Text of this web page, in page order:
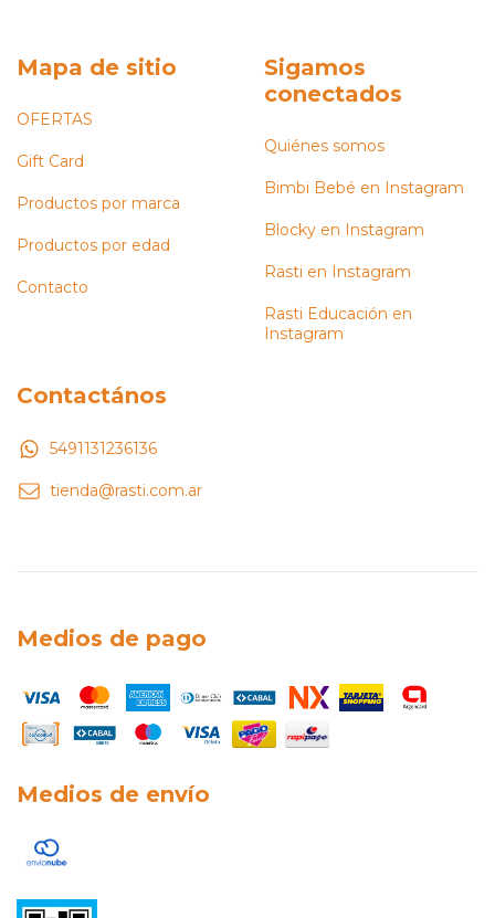
Mapa de sitio
OFERTAS
Gift Card
Productos por marca
Productos por edad
Contacto
Sigamos
conectados
Quiénes somos
Bimbi Bebé en Instagram
Blocky en Instagram
Rasti en Instagram
Rasti Educación en
Instagram
Contactános
5491131236136
tienda@rasti.com.ar
Medios de pago
Medios de envío